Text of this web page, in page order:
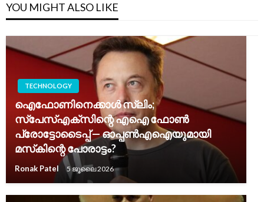
YOU MIGHT ALSO LIKE
TECHNOLOGY
ഐഫോണിനെക്കാൾ സ്ലിം;
സ്‌പേസ്എക്‌സിന്റെ എഐ ഫോൺ
പ്രോട്ടോടൈപ്പ് — ഓപ്പൺഎഐയുമായി
മസ്‌കിന്റെ പോരാട്ടം?
Ronak Patel 5 ജൂലൈ 2026